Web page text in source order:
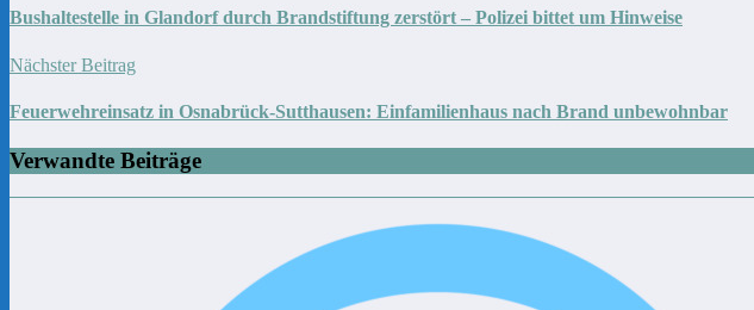
Bushaltestelle in Glandorf durch Brandstiftung zerstört – Polizei bittet um Hinweise
Nächster Beitrag
Feuerwehreinsatz in Osnabrück-Sutthausen: Einfamilienhaus nach Brand unbewohnbar
Verwandte Beiträge